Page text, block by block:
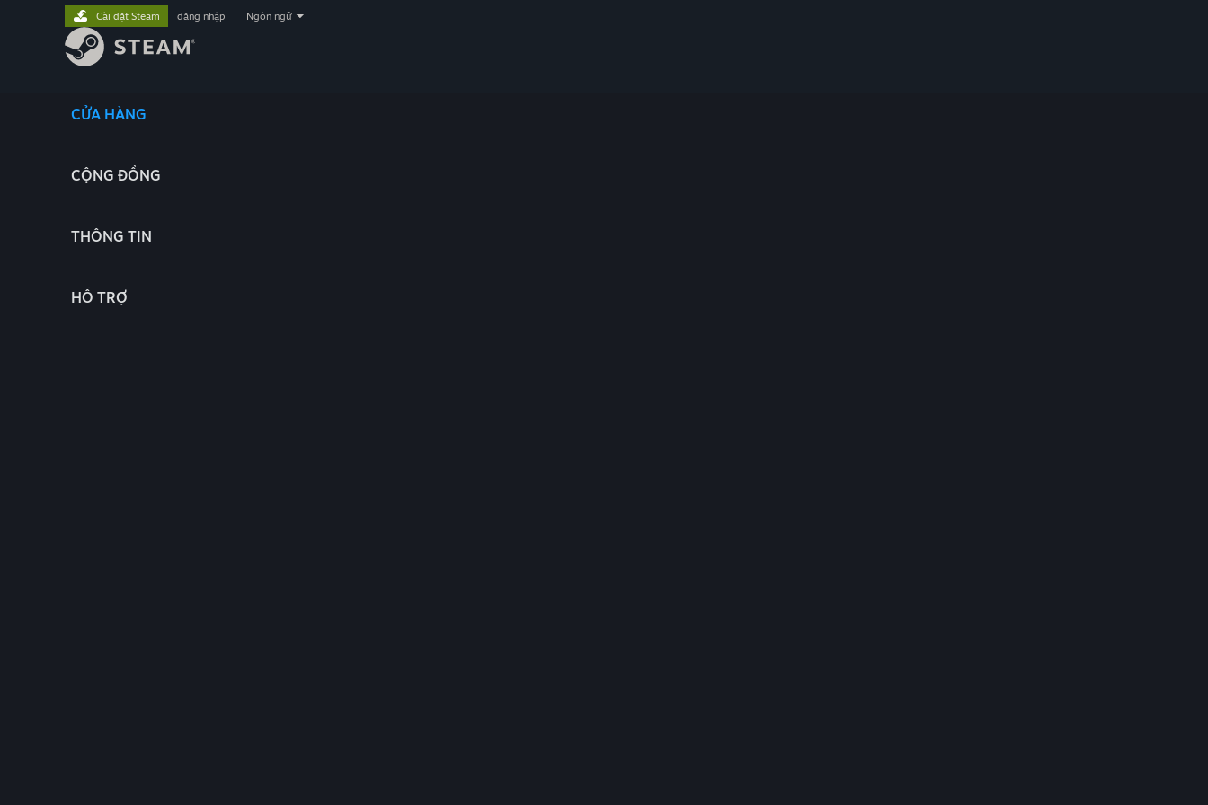
CỬA HÀNG
CỘNG ĐỒNG
THÔNG TIN
HỖ TRỢ
Cài đặt Steam đăng nhập Ngôn ngữ